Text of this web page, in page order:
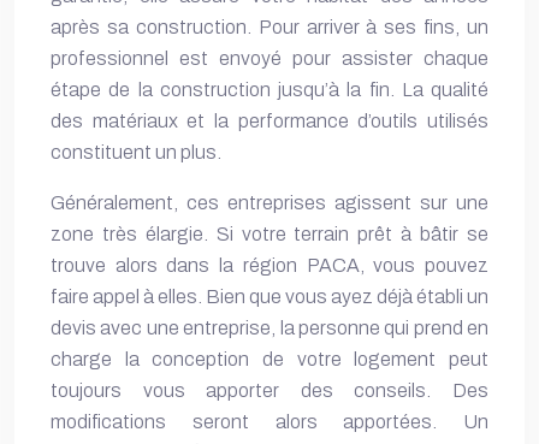
après sa construction. Pour arriver à ses fins, un
professionnel est envoyé pour assister chaque
étape de la construction jusqu’à la fin. La qualité
des matériaux et la performance d’outils utilisés
constituent un plus.
Généralement, ces entreprises agissent sur une
zone très élargie. Si votre terrain prêt à bâtir se
trouve alors dans la région PACA, vous pouvez
faire appel à elles. Bien que vous ayez déjà établi un
devis avec une entreprise, la personne qui prend en
charge la conception de votre logement peut
toujours vous apporter des conseils. Des
modifications seront alors apportées. Un